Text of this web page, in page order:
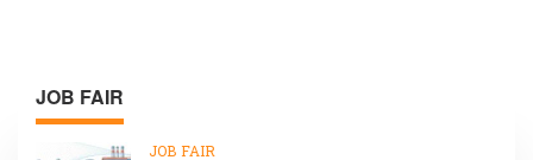
JOB FAIR
JOB FAIR